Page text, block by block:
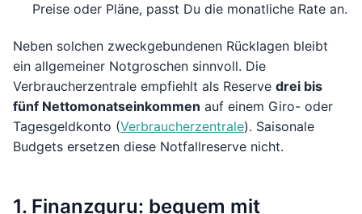
Preise oder Pläne, passt Du die monatliche Rate an.
Neben solchen zweckgebundenen Rücklagen bleibt
ein allgemeiner Notgroschen sinnvoll. Die
Verbraucherzentrale empfiehlt als Reserve drei bis
fünf Nettomonatseinkommen auf einem Giro- oder
Tagesgeldkonto (Verbraucherzentrale). Saisonale
Budgets ersetzen diese Notfallreserve nicht.
1. Finanzguru: bequem mit